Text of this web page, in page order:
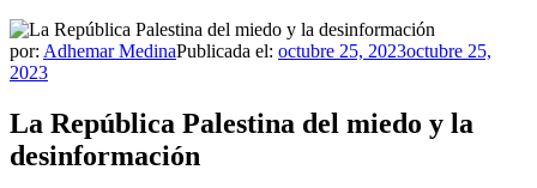
por: Adhemar MedinaPublicada el: octubre 25, 2023octubre 25,
2023
La República Palestina del miedo y la
desinformación